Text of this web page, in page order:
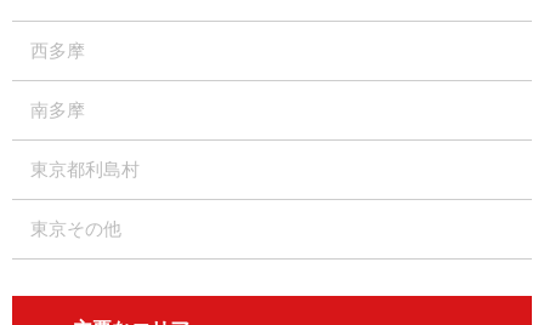
西多摩
南多摩
東京都利島村
東京その他